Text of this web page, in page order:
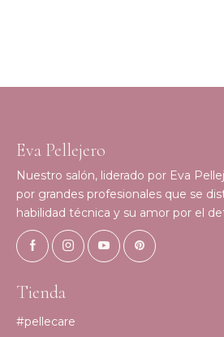
Eva Pellejero
Nuestro salón, liderado por Eva
por grandes profesionales que se
habilidad técnica y su amor por el
Tienda
#pellecare